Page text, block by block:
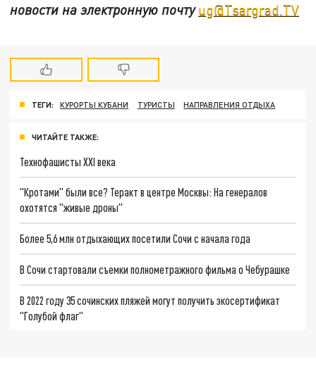
новости на электронную почтуug@Tsargrad.TV
ТЕГИ: КУРОРТЫ КУБАНИ ТУРИСТЫ НАПРАВЛЕНИЯ ОТДЫХА
ЧИТАЙТЕ ТАКЖЕ:
Технофашисты XXI века
"Кротами" были все? Теракт в центре Москвы: На генералов
охотятся "живые дроны"
Более 5,6 млн отдыхающих посетили Сочи с начала года
В Сочи стартовали съемки полнометражного фильма о Чебурашке
В 2022 году 35 сочинских пляжей могут получить экосертификат
"Голубой флаг"